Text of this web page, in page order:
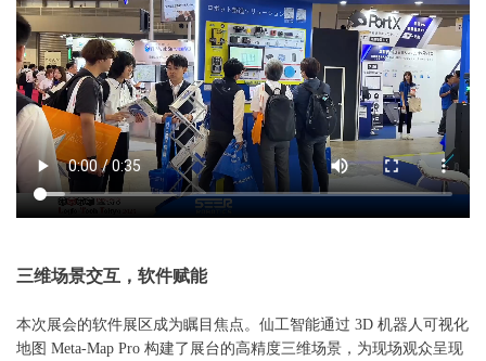
三维场景交互，软件赋能
本次展会的软件展区成为瞩目焦点。仙工智能通过 3D 机器人可视化
地图 Meta-Map Pro 构建了展台的高精度三维场景，为现场观众呈现